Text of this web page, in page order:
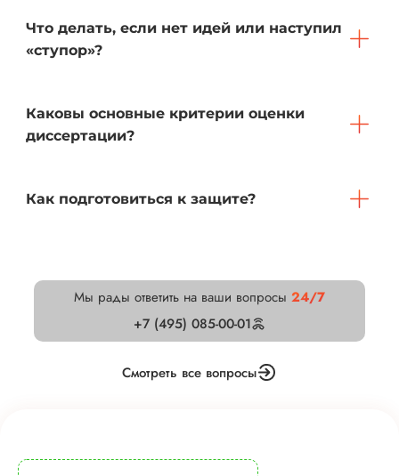
Что делать, если нет идей или наступил
«ступор»?
Каковы основные критерии оценки
диссертации?
Как подготовиться к защите?
Мы рады ответить на ваши вопросы 24/7
+7 (495) 085-00-01
Смотреть все вопросы